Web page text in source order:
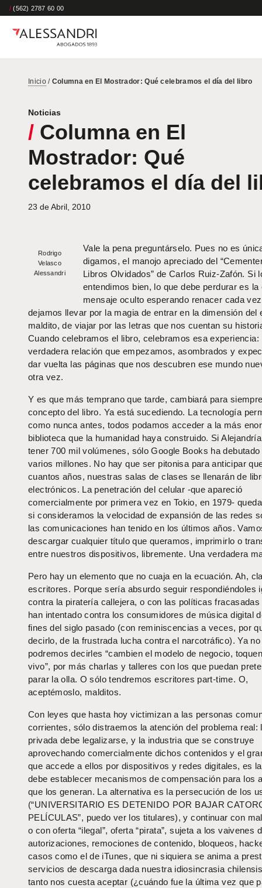
/ (562) 2787 60 00
Inicio/ Columna en El Mostrador: Qué celebramos el día del libro
Noticias
/ Columna en El
Mostrador: Qué
celebramos el día del
23 de Abril, 2010
Rodrigo
Velasco
Alessandri
Vale la pena preguntárselo. Pues no es
digamos, el manojo apreciado del
Libros Olvidados” de Carlos Ruiz-Zafón. Si
entendimos bien, lo que debe perdurar es la
mensaje oculto esperando renacer cada
dejamos llevar por la magia de entrar en la dimensión del
maldito, de viajar por las letras que nos cuentan su
Cuando celebramos el libro, celebramos esa experiencia:
verdadera relación que empezamos, asombrados y
dar vuelta las páginas que nos descubren ese mundo
otra vez.
Y es que más temprano que tarde, cambiará para
concepto del libro. Ya está sucediendo. La tecnología
como nunca antes, todos podamos acceder a la más
biblioteca que la humanidad haya construido. Si
tener 700 mil volúmenes, sólo Google Books ha debutado
varios millones. No hay que ser pitonisa para anticipar
cuantos años, nuestras salas de clases se llenarán de
electrónicos. La penetración del celular -que apareció
comercialmente por primera vez en Tokio, en 1979-
si consideramos la velocidad de expansión de las redes
las comunicaciones han tenido en los últimos años.
descargar cualquier título que queramos, imprimirlo o
entre nuestros dispositivos, libremente. Una verdadera
Pero hay un elemento que no cuaja en la ecuación. Ah,
escritores. Porque sería absurdo seguir respondiéndoles
contra la piratería callejera, o con las políticas fracasadas
han intentado contra los consumidores de música digital
fines del siglo pasado (con reminiscencias a veces, por
decirlo, de la frustrada lucha contra el narcotráfico). Ya no
podremos decirles “cambien el modelo de negocio,
vivo”, por más charlas y talleres con los que puedan
parar la olla. O sólo tendremos escritores part-time. O,
aceptémoslo, malditos.
Con leyes que hasta hoy victimizan a las personas
corrientes, sólo distraemos la atención del problema real:
privada debe legalizarse, y la industria que se construye
aprovechando comercialmente dichos contenidos y el
que accede a ellos por dispositivos y redes digitales, es
debe establecer mecanismos de compensación para los
que los generan. La alternativa es la persecución de los
(“UNIVERSITARIO ES DETENIDO POR BAJAR
PELÍCULAS”, puedo ver los titulares), y continuar con
o con oferta “ilegal”, oferta “pirata”, sujeta a los vaivenes
autorizaciones, remociones de contenido, bloqueos,
casos como el de iTunes, que ni siquiera se anima a
servicios de descarga dada nuestra idiosincrasia
tanto nos cuesta aceptar (¿cuándo fue la última vez que